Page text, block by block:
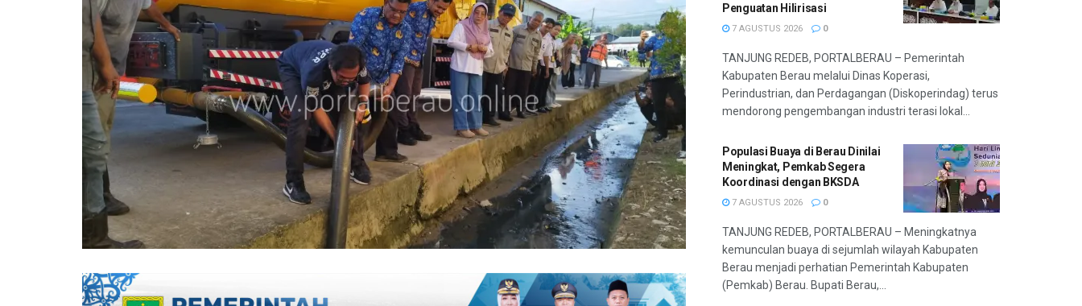
Penguatan Hilirisasi
7 AGUSTUS 2026 0
TANJUNG REDEB, PORTALBERAU – Pemerintah
Kabupaten Berau melalui Dinas Koperasi,
Perindustrian, dan Perdagangan (Diskoperindag) terus
mendorong pengembangan industri terasi lokal...
Populasi Buaya di Berau Dinilai
Meningkat, Pemkab Segera
Koordinasi dengan BKSDA
7 AGUSTUS 2026 0
TANJUNG REDEB, PORTALBERAU – Meningkatnya
kemunculan buaya di sejumlah wilayah Kabupaten
Berau menjadi perhatian Pemerintah Kabupaten
(Pemkab) Berau. Bupati Berau,...